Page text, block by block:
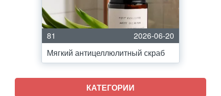
81
2026-06-20
Мягкий антицеллюлитный скраб
КАТЕГОРИИ